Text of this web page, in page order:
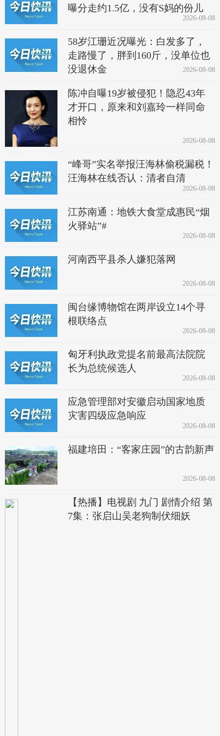
曝分走约1.5亿，没有S妈的份儿
2026-08-08
58岁江珊近况曝光：白发多了，
走路慢了，胖到160斤，没单位也
没退休金
2026-08-08
陈冲自曝19岁被侵犯！隐忍43年
才开口，原来和刘嘉玲一样同命
相怜
2026-08-08
“峰哥”实名举报汪海林偷税漏税！
汪海林在线否认：清者自清
2026-08-08
江苏南通：地铁大食堂成惠民“烟
火驿站”#
2026-08-08
河南西平县杀人嫌犯落网
2026-08-08
闽台缘博物馆在两岸设立14个寻
根联络点
2026-08-08
匈牙利执政党提名前最高法院院
长为总统候选人
2026-08-08
应急管理部对安徽启动国家地质
灾害四级应急响应
2026-08-08
福建培田：“客家庄园”的古韵新声
2026-08-08
【热播】电视剧 九门 剧情介绍 第
7集：张启山吴老狗制伏细妖